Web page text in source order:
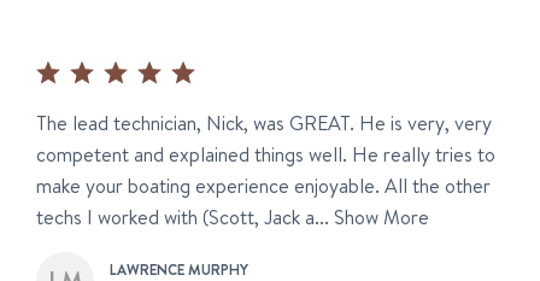
The lead technician, Nick, was GREAT. He is very, very
competent and explained things well. He really tries to
make your boating experience enjoyable. All the other
techs I worked with (Scott, Jack a... Show More
LAWRENCE MURPHY